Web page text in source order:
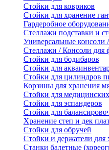
Стойки для ковриков
Стойки для хранение
Гардеробное
Стеллажи подставки и
Универсальные консоли
Стеллажи / Консоли для
Стойки для бодибаров
Стойки для
Стойки для цилиндров
Корзины для хранения
Стойки для
Стойки для эспандеров
Стойки для
Хранение степ и дек
Стойки для обручей
Стойки и держатели
Станки балетные